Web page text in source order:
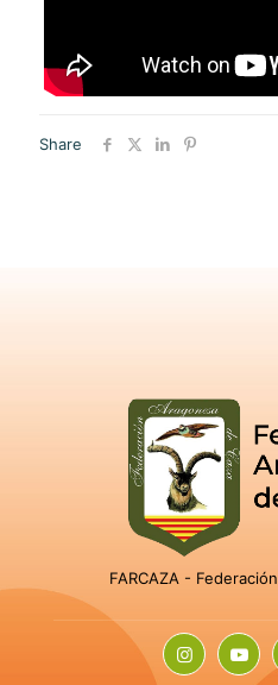
Share
FARCAZA -